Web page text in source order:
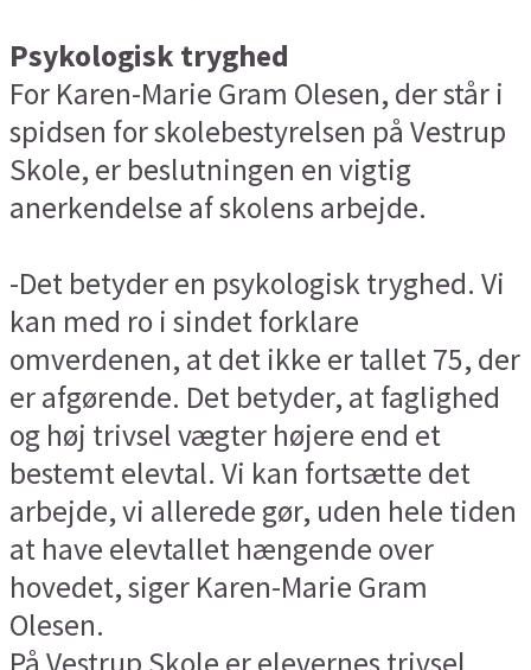
Psykologisk tryghed
For Karen-Marie Gram Olesen, der står i
spidsen for skolebestyrelsen på Vestrup
Skole, er beslutningen en vigtig
anerkendelse af skolens arbejde.
-Det betyder en psykologisk tryghed. Vi
kan med ro i sindet forklare
omverdenen, at det ikke er tallet 75, der
er afgørende. Det betyder, at faglighed
og høj trivsel vægter højere end et
bestemt elevtal. Vi kan fortsætte det
arbejde, vi allerede gør, uden hele tiden
at have elevtallet hængende over
hovedet, siger Karen-Marie Gram
Olesen.
På Vestrup Skole er elevernes trivsel